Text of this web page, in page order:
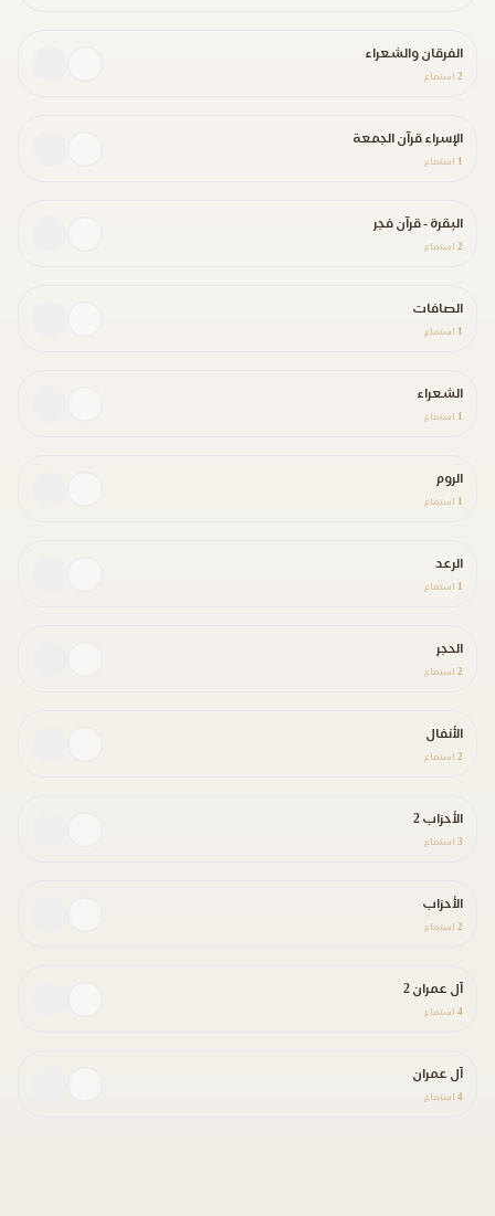
الفرقان والشعراء
2 استماع
الإسراء قرآن الجمعة
1 استماع
البقرة - قرآن فجر
2 استماع
الصافات
1 استماع
الشعراء
1 استماع
الروم
1 استماع
الرعد
1 استماع
الحجر
2 استماع
الأنفال
2 استماع
الأحزاب 2
3 استماع
الأحزاب
2 استماع
آل عمران 2
4 استماع
آل عمران
4 استماع